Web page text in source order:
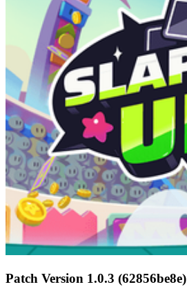
Patch Version 1.0.3 (62856be8e)